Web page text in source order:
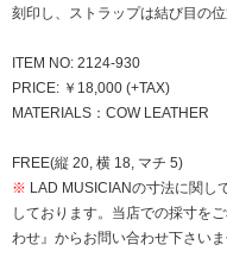
刻印し、ストラップは結び目の
ITEM NO: 2124-930
PRICE: ￥18,000 (+TAX)
MATERIALS：COW LEATHER
FREE(縦 20, 横 18, マチ 5)
※ LAD MUSICIANの寸法に関し
しております。当店での採寸を
わせ』からお問い合わせ下さいま